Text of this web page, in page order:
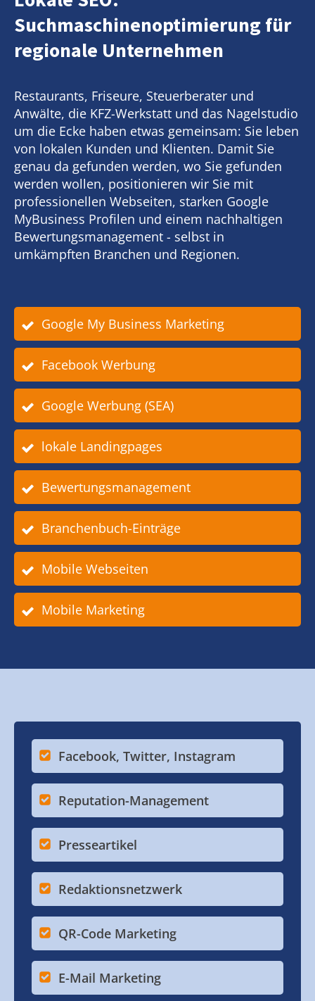
Suchmaschinenoptimierung für
regionale Unternehmen
Restaurants, Friseure, Steuerberater und
Anwälte, die KFZ-Werkstatt und das Nagelstudio
um die Ecke haben etwas gemeinsam: Sie leben
von lokalen Kunden und Klienten. Damit Sie
genau da gefunden werden, wo Sie gefunden
werden wollen, positionieren wir Sie mit
professionellen Webseiten, starken Google
MyBusiness Profilen und einem nachhaltigen
Bewertungsmanagement - selbst in
umkämpften Branchen und Regionen.
Google My Business Marketing
Facebook Werbung
Google Werbung (SEA)
lokale Landingpages
Bewertungsmanagement
Branchenbuch-Einträge
Mobile Webseiten
Mobile Marketing
Facebook, Twitter, Instagram
Reputation-Management
Presseartikel
Redaktionsnetzwerk
QR-Code Marketing
E-Mail Marketing